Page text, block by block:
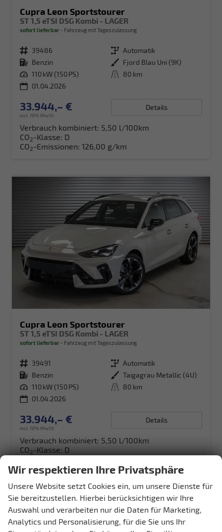
Cupra Leon Sportstourer
ST 1,5 eTSI DSG Kombi - LAGER
sofort lieferbar Fahrzeug mit Tageszulassung
Fahrzeugnr. 39486 Getriebe Automatik
Kraftstoff Benzin Außenfarbe Fjord Blau Uni (9K)
Leistung 110 kW (150 PS) Kilometerstand 80 km
01.04.2026
33.944,– €
incl. 19% MwSt.
Details
Verbrauch kombiniert: 5,50 l/100km
CO2-Klasse: D
CO2-Emissionen: 126,00 g/km
Cupra Leon Sportstourer
ST 1,5 eTSI DSG Kombi - LAGER
sofort lieferbar Fahrzeug mit Tageszulassung
Fahrzeugnr. 39491 Getriebe Automatik
Kraftstoff Benzin Außenfarbe Taigagrau Metallic (4U)
Leistung 110 kW (150 PS) Kilometerstand 80 km
01.04.2026
33.944,– €
incl. 19% MwSt.
Details
Verbrauch kombiniert: 5,50 l/100km
CO2-Klasse: D
Wir respektieren Ihre Privatsphäre
Unsere Website setzt Cookies ein, um unsere Dienste für
Sie bereitzustellen. Hierbei berücksichtigen wir Ihre
Auswahl und verarbeiten nur die Daten für Marketing,
Analytics und Personalisierung, für die Sie uns Ihr